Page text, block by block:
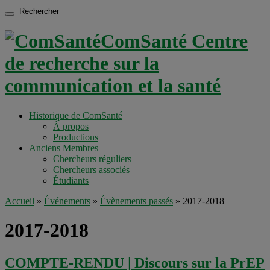
ComSanté Centre
de recherche sur la
communication et la santé
Historique de ComSanté
À propos
Productions
Anciens Membres
Chercheurs réguliers
Chercheurs associés
Étudiants
Accueil » Événements » Évènements passés » 2017-2018
2017-2018
COMPTE-RENDU | Discours sur la PrEP